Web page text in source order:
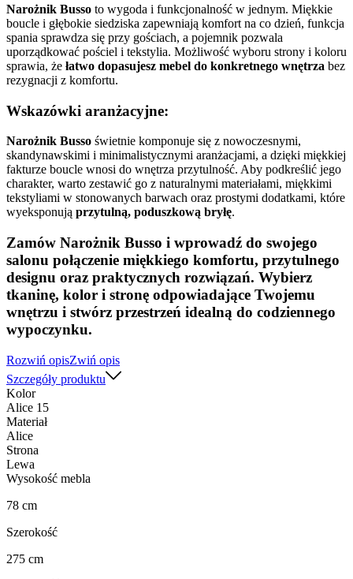
Narożnik Busso to wygoda i funkcjonalność w jednym. Miękkie
boucle i głębokie siedziska zapewniają komfort na co dzień, funkcja
spania sprawdza się przy gościach, a pojemnik pozwala
uporządkować pościel i tekstylia. Możliwość wyboru strony i koloru
sprawia, że łatwo dopasujesz mebel do konkretnego wnętrza bez
rezygnacji z komfortu.
Wskazówki aranżacyjne:
Narożnik Busso świetnie komponuje się z nowoczesnymi,
skandynawskimi i minimalistycznymi aranżacjami, a dzięki miękkiej
fakturze boucle wnosi do wnętrza przytulność. Aby podkreślić jego
charakter, warto zestawić go z naturalnymi materiałami, miękkimi
tekstyliami w stonowanych barwach oraz prostymi dodatkami, które
wyeksponują przytulną, poduszkową bryłę.
Zamów Narożnik Busso i wprowadź do swojego
salonu połączenie miękkiego komfortu, przytulnego
designu oraz praktycznych rozwiązań. Wybierz
tkaninę, kolor i stronę odpowiadające Twojemu
wnętrzu i stwórz przestrzeń idealną do codziennego
wypoczynku.
Rozwiń opisZwiń opis
Szczegóły produktu
Kolor
Alice 15
Materiał
Alice
Strona
Lewa
Wysokość mebla
78 cm
Szerokość
275 cm